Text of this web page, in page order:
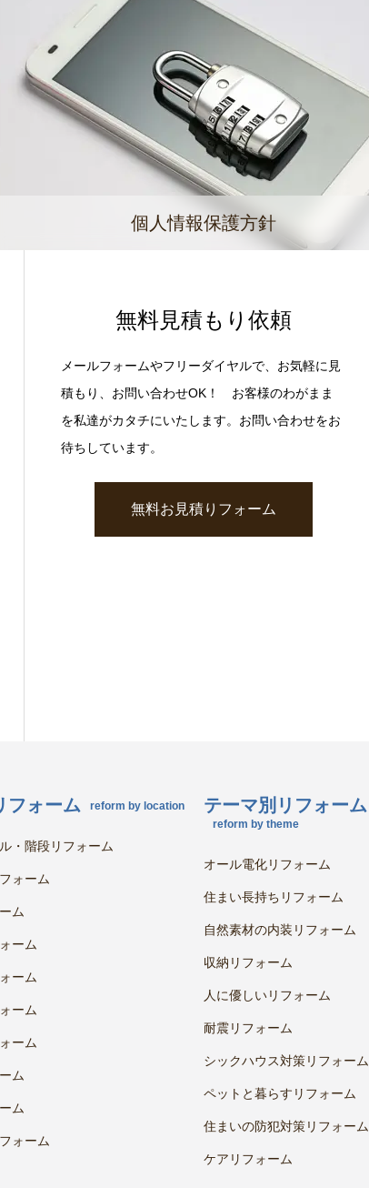
個人情報保護方針
無料見積もり依頼
メールフォームやフリーダイヤルで、お気軽に見
積もり、お問い合わせOK！ お客様のわがまま
を私達がカタチにいたします。お問い合わせをお
待ちしています。
無料お見積りフォーム
フォーム reform by location
・階段リフォーム
ォーム
ム
ーム
ーム
ーム
ーム
ム
ム
ォーム
テーマ別リフォーム
reform by theme
オール電化リフォーム
住まい長持ちリフォーム
自然素材の内装リフォーム
収納リフォーム
人に優しいリフォーム
耐震リフォーム
シックハウス対策リフォーム
ペットと暮らすリフォーム
住まいの防犯対策リフォーム
ケアリフォーム